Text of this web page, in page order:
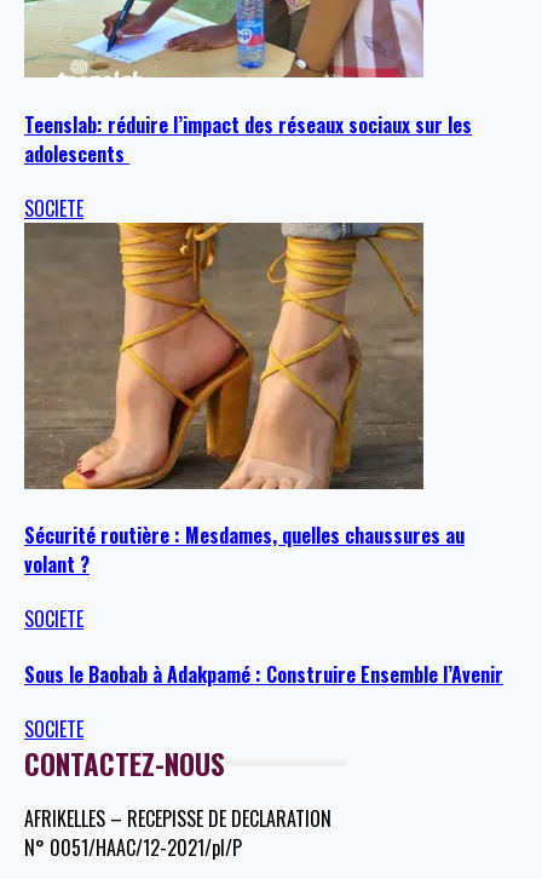
Teenslab: réduire l’impact des réseaux sociaux sur les
adolescents
SOCIETE
Sécurité routière : Mesdames, quelles chaussures au
volant ?
SOCIETE
Sous le Baobab à Adakpamé : Construire Ensemble l’Avenir
SOCIETE
CONTACTEZ-NOUS
AFRIKELLES – RECEPISSE DE DECLARATION
N° 0051/HAAC/12-2021/pl/P